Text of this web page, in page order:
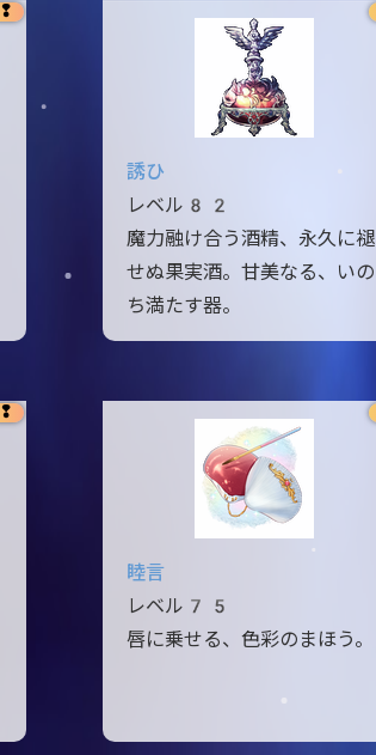
❢
誘ひ
レベル82
魔力融け合う酒精、永久に褪
せぬ果実酒。甘美なる、いの
ち満たす器。
❢
睦言
レベル75
唇に乗せる、色彩のまほう。